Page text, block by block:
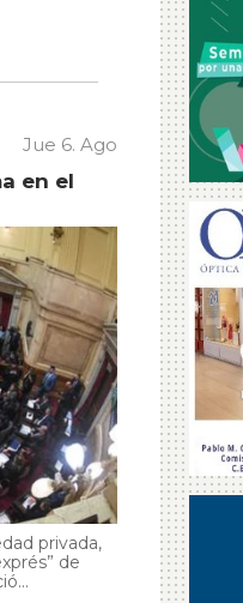
Jue 6. Ago
en el
privada,
de